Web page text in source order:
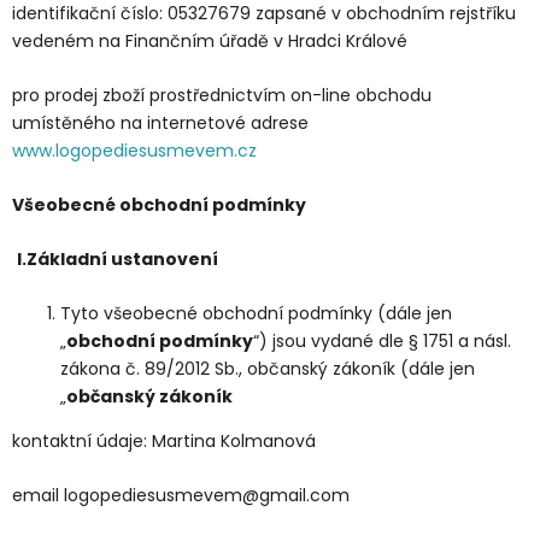
identifikační číslo: 05327679 zapsané v obchodním rejstříku
vedeném na Finančním úřadě v Hradci Králové
pro prodej zboží prostřednictvím on-line obchodu
umístěného na internetové adrese
www.logopediesusmevem.cz
Všeobecné obchodní podmínky
I.Základní ustanovení
Tyto všeobecné obchodní podmínky (dále jen
„obchodní podmínky“) jsou vydané dle § 1751 a násl.
zákona č. 89/2012 Sb., občanský zákoník (dále jen
„občanský zákoník
kontaktní údaje: Martina Kolmanová
email logopediesusmevem@gmail.com